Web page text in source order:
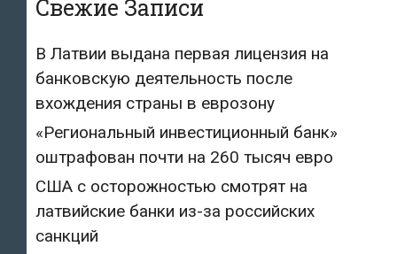
Свежие Записи
В Латвии выдана первая лицензия на
банковскую деятельность после
вхождения страны в еврозону
«Региональный инвестиционный банк»
оштрафован почти на 260 тысяч евро
США с осторожностью смотрят на
латвийские банки из-за российских
санкций